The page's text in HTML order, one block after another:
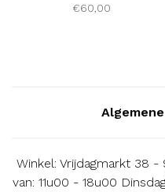
€60,00
Winkel: Vrijdagmarkt 38
van: 11u00 - 18u00